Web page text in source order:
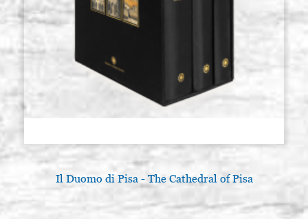
Il Duomo di Pisa - The Cathedral of Pisa